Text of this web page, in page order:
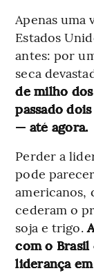
Apenas uma
Estados
antes: por
seca
de milho
passado
— até agora.
Perder a
pode
americanos,
cederam o
soja e trigo.
com o
liderança em